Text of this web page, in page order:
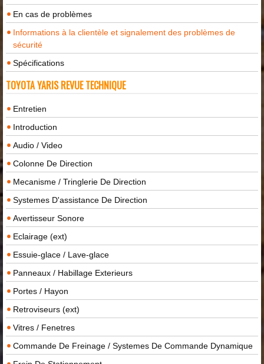
En cas de problèmes
Informations à la clientèle et signalement des problèmes de
sécurité
Spécifications
TOYOTA YARIS REVUE TECHNIQUE
Entretien
Introduction
Audio / Video
Colonne De Direction
Mecanisme / Tringlerie De Direction
Systemes D'assistance De Direction
Avertisseur Sonore
Eclairage (ext)
Essuie-glace / Lave-glace
Panneaux / Habillage Exterieurs
Portes / Hayon
Retroviseurs (ext)
Vitres / Fenetres
Commande De Freinage / Systemes De Commande Dynamique